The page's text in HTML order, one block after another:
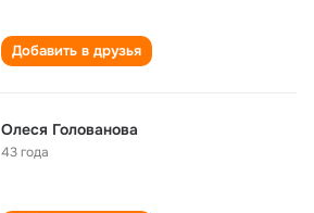
Добавить в друзья
Олеся Голованова
43 года